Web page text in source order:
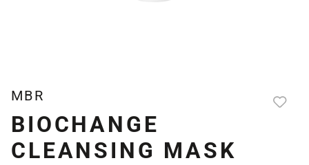
MBR
BIOCHANGE
CLEANSING MASK